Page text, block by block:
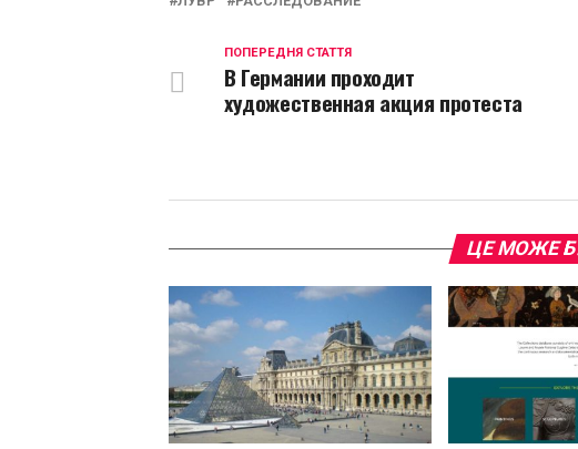
ПОПЕРЕДНЯ СТАТТЯ
В Германии проходит
художественная акция протеста
ЦЕ МОЖЕ